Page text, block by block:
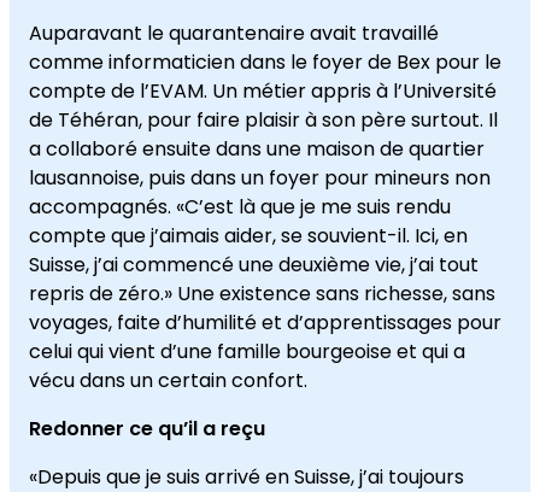
Auparavant le quarantenaire avait travaillé
comme informaticien dans le foyer de Bex pour le
compte de l’EVAM. Un métier appris à l’Université
de Téhéran, pour faire plaisir à son père surtout. Il
a collaboré ensuite dans une maison de quartier
lausannoise, puis dans un foyer pour mineurs non
accompagnés. «C’est là que je me suis rendu
compte que j’aimais aider, se souvient-il. Ici, en
Suisse, j’ai commencé une deuxième vie, j’ai tout
repris de zéro.» Une existence sans richesse, sans
voyages, faite d’humilité et d’apprentissages pour
celui qui vient d’une famille bourgeoise et qui a
vécu dans un certain confort.
Redonner ce qu’il a reçu
«Depuis que je suis arrivé en Suisse, j’ai toujours